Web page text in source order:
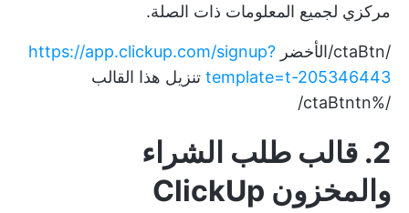
مركزي لجميع المعلومات ذات الصلة.
/ctaBtn/الأخضر
https://app.clickup.com/signup?
template=t-205346443 تنزيل هذا القالب
/%ctaBtntn/
2. قالب طلب الشراء
والمخزون ClickUp